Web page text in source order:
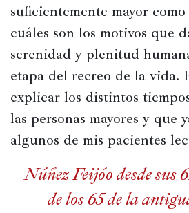
suficientemente mayor
cuáles son los motivos que
serenidad y plenitud
etapa del recreo de la vida.
explicar los distintos
las personas mayores y que
algunos de mis pacientes
Núñez Feijóo desde sus
de los 65 de la